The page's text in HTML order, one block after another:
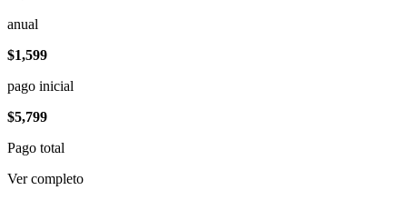
anual
$1,599
pago inicial
$5,799
Pago total
Ver completo